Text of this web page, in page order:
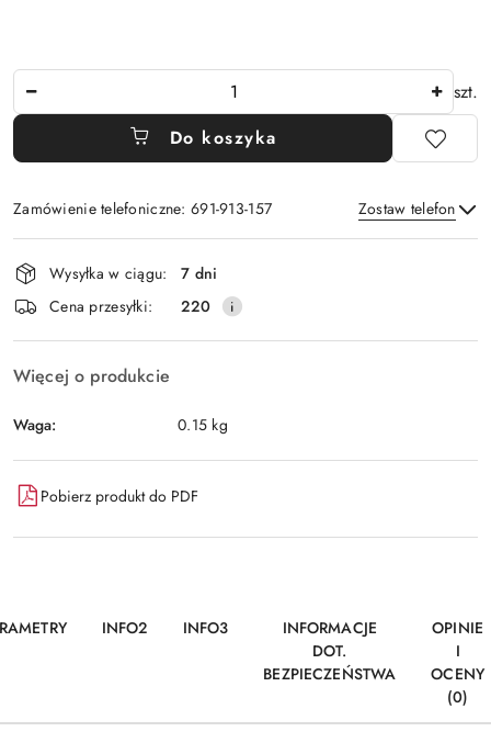
szt.
Do koszyka
Zamówienie telefoniczne: 691-913-157 Zostaw telefon
Wyślij
Dostępność
i
dostawa
Wysyłka w ciągu:
7 dni
Cena przesyłki:
220
Więcej o produkcie
Waga: 0.15 kg
Pobierz produkt do PDF
INFO2 INFO3
INFORMACJE
DOT.
BEZPIECZEŃSTWA
OPINIE
I
OCENY
(0)